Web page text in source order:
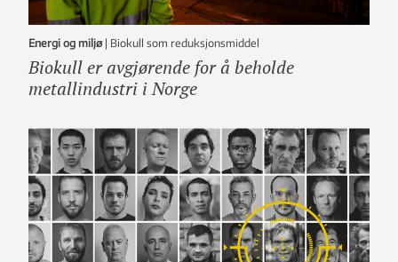
Energi og miljø | Biokull som reduksjonsmiddel
Biokull er avgjørende for å beholde
metallindustri i Norge